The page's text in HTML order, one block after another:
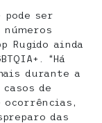
pode ser
Rugido ainda
“Há
durante a
de
ocorrências,
das